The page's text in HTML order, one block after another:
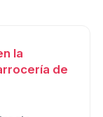
la
de